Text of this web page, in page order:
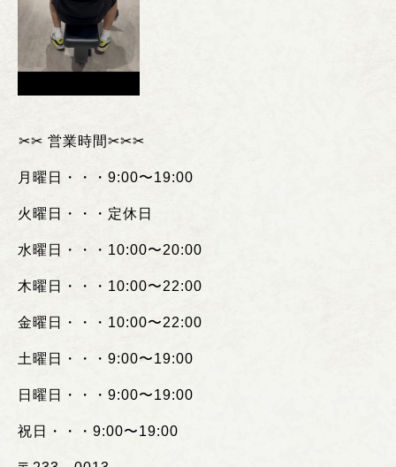
︎✂︎✂︎ 営業時間✂︎✂︎✂︎
月曜日・・・ 9:00〜19:00
火曜日・・・定休日
水曜日・・・ 10:00〜20:00
木曜日・・・ 10:00〜22:00
金曜日・・・ 10:00〜22:00
土曜日・・・ 9:00〜19:00
日曜日・・・ 9:00〜19:00
祝日・・・ 9:00〜19:00